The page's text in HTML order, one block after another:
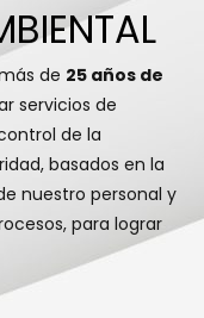
de 25 años de
servicios de
de la
basados en la
nuestro personal y
para lograr